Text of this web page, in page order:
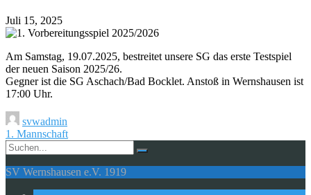
Juli 15, 2025
Am Samstag, 19.07.2025, bestreitet unsere SG das erste Testspiel
der neuen Saison 2025/26.
Gegner ist die SG Aschach/Bad Bocklet. Anstoß in Wernshausen ist
17:00 Uhr.
svwadmin
1. Mannschaft
SV Wernshausen e.V. 1919